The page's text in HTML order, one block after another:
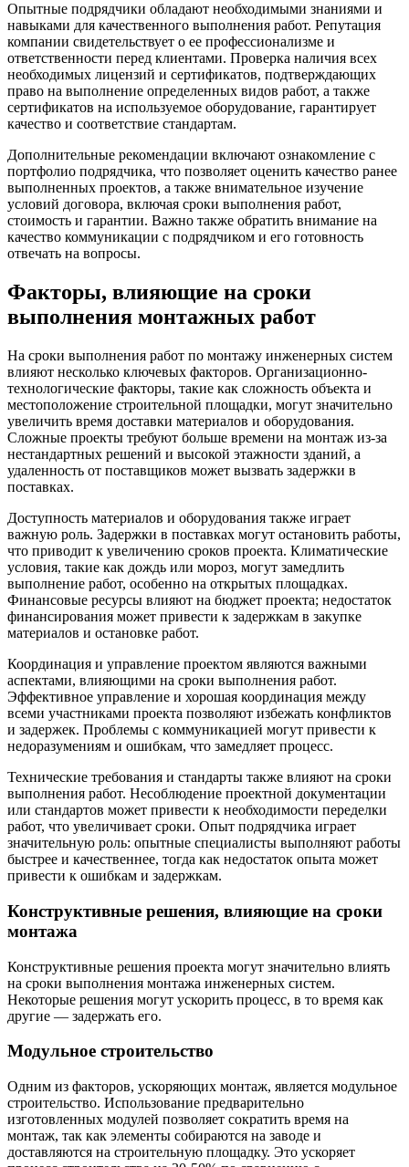
Опытные подрядчики обладают необходимыми знаниями и
навыками для качественного выполнения работ. Репутация
компании свидетельствует о ее профессионализме и
ответственности перед клиентами. Проверка наличия всех
необходимых лицензий и сертификатов, подтверждающих
право на выполнение определенных видов работ, а также
сертификатов на используемое оборудование, гарантирует
качество и соответствие стандартам.
Дополнительные рекомендации включают ознакомление с
портфолио подрядчика, что позволяет оценить качество ранее
выполненных проектов, а также внимательное изучение
условий договора, включая сроки выполнения работ,
стоимость и гарантии. Важно также обратить внимание на
качество коммуникации с подрядчиком и его готовность
отвечать на вопросы.
Факторы, влияющие на сроки
выполнения монтажных работ
На сроки выполнения работ по монтажу инженерных систем
влияют несколько ключевых факторов. Организационно-
технологические факторы, такие как сложность объекта и
местоположение строительной площадки, могут значительно
увеличить время доставки материалов и оборудования.
Сложные проекты требуют больше времени на монтаж из-за
нестандартных решений и высокой этажности зданий, а
удаленность от поставщиков может вызвать задержки в
поставках.
Доступность материалов и оборудования также играет
важную роль. Задержки в поставках могут остановить работы,
что приводит к увеличению сроков проекта. Климатические
условия, такие как дождь или мороз, могут замедлить
выполнение работ, особенно на открытых площадках.
Финансовые ресурсы влияют на бюджет проекта; недостаток
финансирования может привести к задержкам в закупке
материалов и остановке работ.
Координация и управление проектом являются важными
аспектами, влияющими на сроки выполнения работ.
Эффективное управление и хорошая координация между
всеми участниками проекта позволяют избежать конфликтов
и задержек. Проблемы с коммуникацией могут привести к
недоразумениям и ошибкам, что замедляет процесс.
Технические требования и стандарты также влияют на сроки
выполнения работ. Несоблюдение проектной документации
или стандартов может привести к необходимости переделки
работ, что увеличивает сроки. Опыт подрядчика играет
значительную роль: опытные специалисты выполняют работы
быстрее и качественнее, тогда как недостаток опыта может
привести к ошибкам и задержкам.
Конструктивные решения, влияющие на сроки
монтажа
Конструктивные решения проекта могут значительно влиять
на сроки выполнения монтажа инженерных систем.
Некоторые решения могут ускорить процесс, в то время как
другие — задержать его.
Модульное строительство
Одним из факторов, ускоряющих монтаж, является модульное
строительство. Использование предварительно
изготовленных модулей позволяет сократить время на
монтаж, так как элементы собираются на заводе и
доставляются на строительную площадку. Это ускоряет